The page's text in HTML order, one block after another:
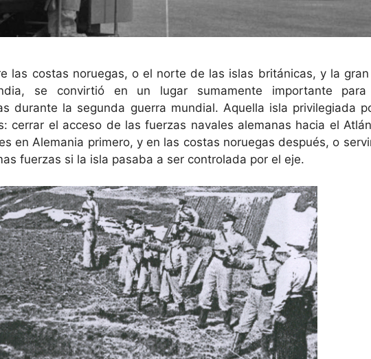
las costas noruegas, o el norte de las islas británicas, y la gran
se convirtió en un lugar sumamente importante
durante la segunda guerra mundial. Aquella isla privilegiada
cerrar el acceso de las fuerzas navales alemanas hacia el
en Alemania primero, y en las costas noruegas después, o
fuerzas si la isla pasaba a ser controlada por el eje.